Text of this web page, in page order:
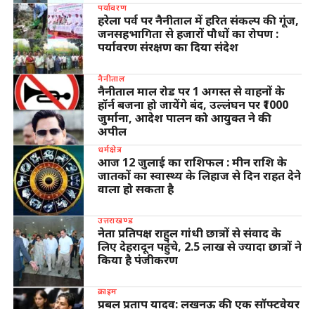
पर्यावरण
हरेला पर्व पर नैनीताल में हरित संकल्प की गूंज,
जनसहभागिता से हजारों पौधों का रोपण :
पर्यावरण संरक्षण का दिया संदेश
नैनीताल
नैनीताल माल रोड पर 1 अगस्त से वाहनों के
हॉर्न बजना हो जायेंगे बंद, उल्लंघन पर ₹1000
जुर्माना, आदेश पालन को आयुक्त ने की
अपील
धर्मक्षेत्र
आज 12 जुलाई का राशिफल : मीन राशि के
जातकों का स्वास्थ्य के लिहाज से दिन राहत देने
वाला हो सकता है
उत्तराखण्ड
नेता प्रतिपक्ष राहुल गांधी छात्रों से संवाद के
लिए देहरादून पहुंचे, 2.5 लाख से ज्यादा छात्रों ने
किया है पंजीकरण
क्राइम
प्रबल प्रताप यादव: लखनऊ की एक सॉफ्टवेयर